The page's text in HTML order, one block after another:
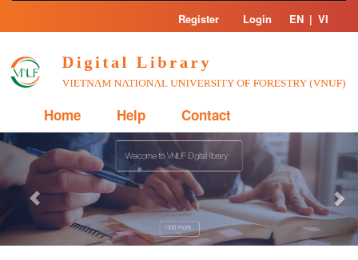
Skip
Register Login EN | VI
Home Help Contact
Previous